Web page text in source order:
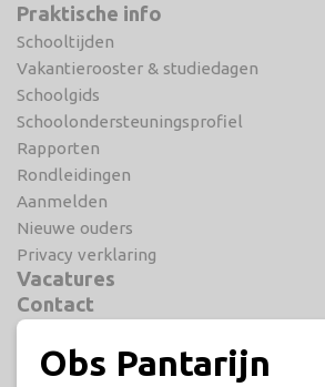
Praktische info
Schooltijden
Vakantierooster & studiedagen
Schoolgids
Schoolondersteuningsprofiel
Rapporten
Rondleidingen
Aanmelden
Nieuwe ouders
Privacy verklaring
Vacatures
Contact
Obs Pantarijn